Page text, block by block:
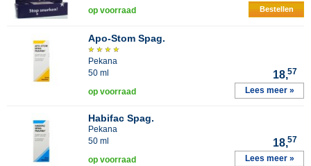
op voorraad Bestellen
Apo-Stom Spag.
Pekana
50 ml
18,57
op voorraad Lees meer »
Habifac Spag.
Pekana
50 ml
18,57
op voorraad Lees meer »